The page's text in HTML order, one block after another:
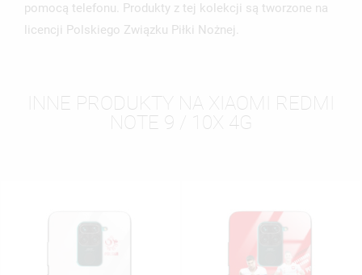
pomocą telefonu. Produkty z tej kolekcji są tworzone na
licencji Polskiego Związku Piłki Nożnej.
INNE PRODUKTY NA XIAOMI REDMI
NOTE 9 / 10X 4G